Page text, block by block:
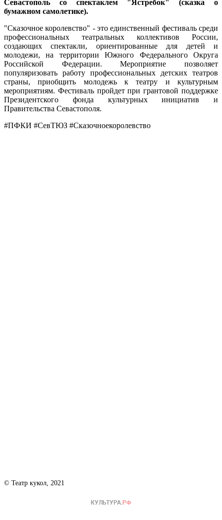
Севастополь со спектаклем "Ястребок" (сказка о
бумажном самолетике).
"Сказочное королевство" - это единственный фестиваль среди
профессиональных театральных коллективов России,
создающих спектакли, ориентированные для детей и
молодежи, на территории Южного Федерального Округа
Российской Федерации. Мероприятие позволяет
популяризовать работу профессиональных детских театров
страны, приобщить молодежь к театру и культурным
мероприятиям. Фестиваль пройдет при грантовой поддержке
Президентского фонда культурных инициатив и
Правительства Севастополя.
#ПФКИ #СевТЮЗ #Сказочноекоролевство
© Театр кукол, 2021